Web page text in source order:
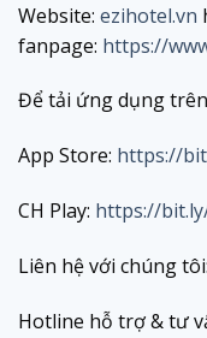
Website: ezihotel.vn
fanpage: https://
Để tải ứng dụng
App Store: https://
CH Play: https://
Liên hệ với chúng tôi:
Hotline hỗ trợ & tư